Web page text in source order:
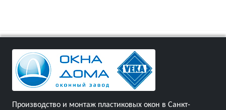
Производство и монтаж пластиковых окон в Санкт-